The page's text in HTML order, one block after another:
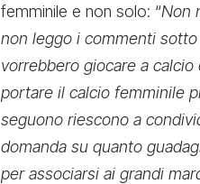
femminile e non solo: “Non
non leggo i commenti
vorrebbero giocare a
portare il calcio femminile
seguono riescono a
domanda su quanto
per associarsi ai grandi